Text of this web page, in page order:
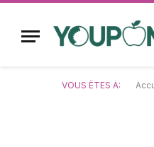
VOUS ÊTES À: